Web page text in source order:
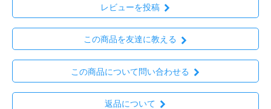
レビューを投稿
この商品を友達に教える
この商品について問い合わせる
返品について